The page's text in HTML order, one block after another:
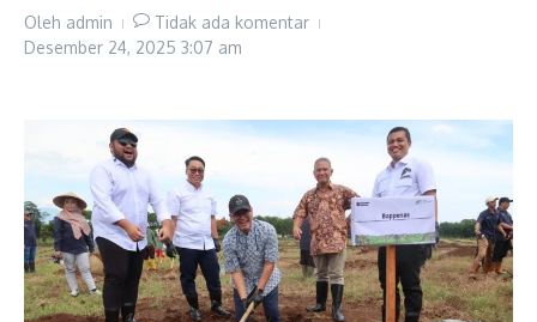
Oleh admin
Tidak ada komentar
Desember 24, 2025 3:07 am